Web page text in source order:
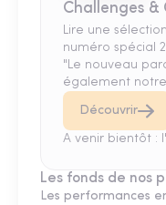
Challenges &
Lire une
numéro spécial
"Le nouveau
également
Découvrir
A venir bientôt :
Les fonds de nos
Les performances